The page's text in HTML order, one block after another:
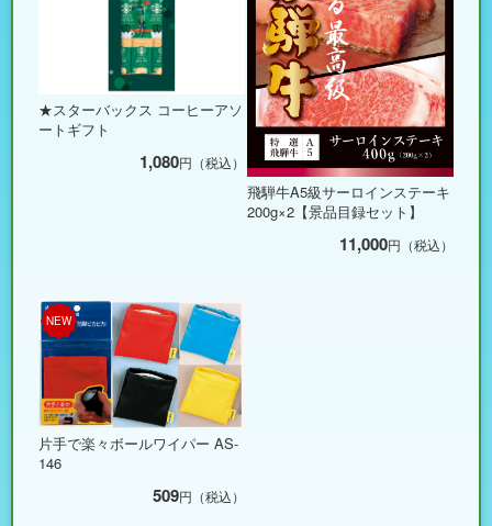
★スターバックス コーヒーアソ
ートギフト
1,080円（税込）
飛騨牛A5級サーロインステーキ
200g×2【景品目録セット】
11,000円（税込）
NEW
片手で楽々ボールワイパー AS-
146
509円（税込）